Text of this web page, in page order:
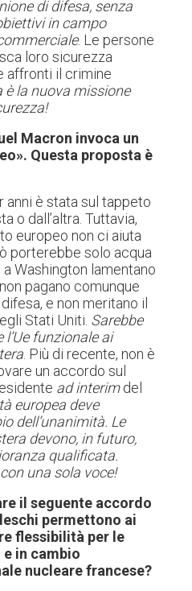
di difesa, senza
in campo
. Le persone
loro sicurezza
affronti il crimine
è la nuova missione
Macron invoca un
Questa proposta è
anni è stata sul tappeto
o dall’altra. Tuttavia,
europeo non ci aiuta
porterebbe solo acqua
Washington lamentano
pagano comunque
e non meritano il
Stati Uniti. Sarebbe
funzionale ai
. Più di recente, non è
un accordo sul
ad interimdel
europea deve
dell’unanimità. Le
devono, in futuro,
qualificata.
una sola voce!
il seguente accordo
permettono ai
flessibilità per le
in cambio
nucleare francese?